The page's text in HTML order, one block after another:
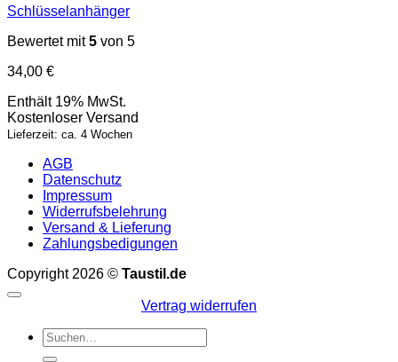
Schlüsselanhänger
Bewertet mit5 von 5
34,00 €
Enthält 19% MwSt.
Kostenloser Versand
Lieferzeit: ca. 4 Wochen
AGB
Datenschutz
Impressum
Widerrufsbelehrung
Versand & Lieferung
Zahlungsbedigungen
Copyright 2026 © Taustil.de
Vertrag widerrufen
Suchen
nach: